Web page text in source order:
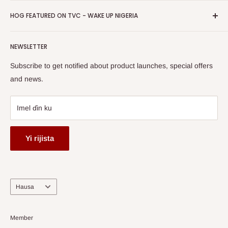
takardar kebantawa
Ladan Aminci
HOG Flex
NEWSLETTER
Subscribe to get notified about product launches, special offers
and news.
Imel ɗin ku
Yi rijista
one of The Top Fastest Growing SMEs In Nigeria - Click to
HOG FEATURED ON TVC - WAKE UP NIGERIA
Harshe
Hausa
Member